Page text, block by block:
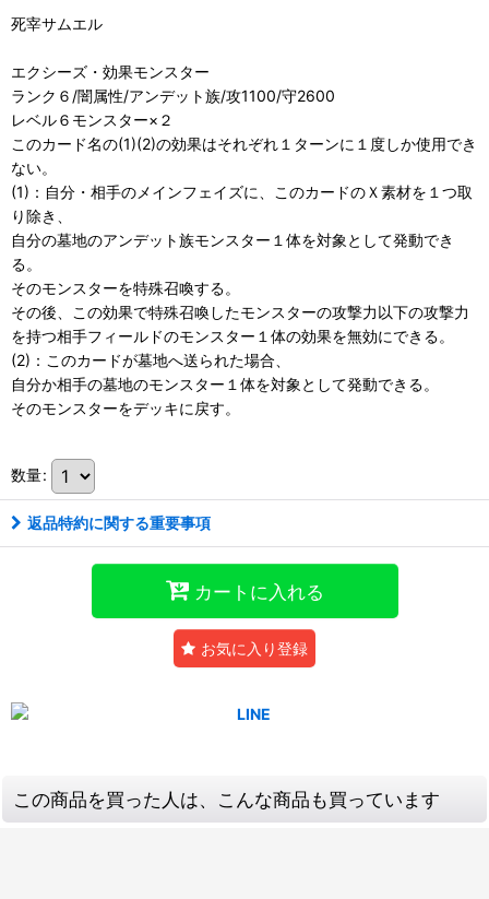
死宰サムエル
エクシーズ・効果モンスター
ランク６/闇属性/アンデット族/攻1100/守2600
レベル６モンスター×２
このカード名の(1)(2)の効果はそれぞれ１ターンに１度しか使用でき
ない。
(1)：自分・相手のメインフェイズに、このカードのＸ素材を１つ取
り除き、
自分の墓地のアンデット族モンスター１体を対象として発動でき
る。
そのモンスターを特殊召喚する。
その後、この効果で特殊召喚したモンスターの攻撃力以下の攻撃力
を持つ相手フィールドのモンスター１体の効果を無効にできる。
(2)：このカードが墓地へ送られた場合、
自分か相手の墓地のモンスター１体を対象として発動できる。
そのモンスターをデッキに戻す。
数量:
返品特約に関する重要事項
カートに入れる
お気に入り登録
この商品を買った人は、こんな商品も買っています